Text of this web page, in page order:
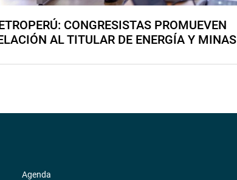
CONGRESISTAS PROMUEVEN
AL TITULAR DE ENERGÍA Y MINAS
Agenda